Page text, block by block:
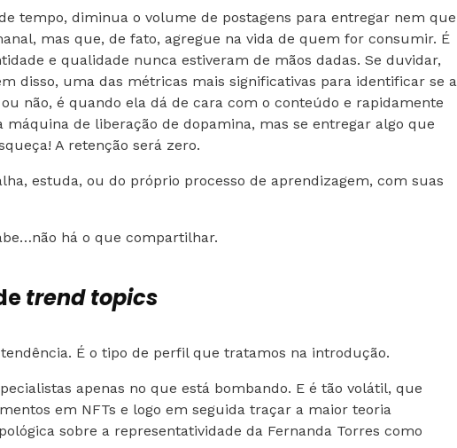
tempo, diminua o volume de postagens para entregar nem que
mas que, de fato, agregue na vida de quem for consumir. É
e qualidade nunca estiveram de mãos dadas. Se duvidar,
disso, uma das métricas mais significativas para identificar se a
não, é quando ela dá de cara com o conteúdo e rapidamente
máquina de liberação de dopamina, mas se entregar algo que
A retenção será zero.
estuda, ou do próprio processo de aprendizagem, com suas
há o que compartilhar.
trend topics
É o tipo de perfil que tratamos na introdução.
apenas no que está bombando. E é tão volátil, que
em NFTs e logo em seguida traçar a maior teoria
sobre a representatividade da Fernanda Torres como